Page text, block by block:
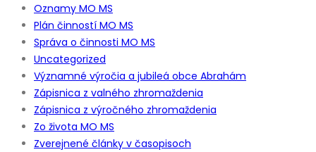
Oznamy MO MS
Plán činností MO MS
Správa o činnosti MO MS
Uncategorized
Významné výročia a jubileá obce Abrahám
Zápisnica z valného zhromaždenia
Zápisnica z výročného zhromaždenia
Zo života MO MS
Zverejnené články v časopisoch